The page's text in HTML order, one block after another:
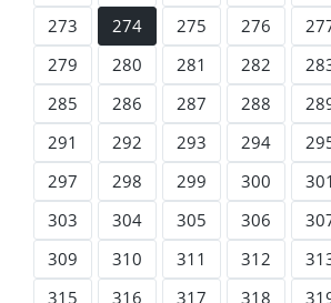
273
274 275 276
279
280 281 282
285
286 287 288
291
292 293 294
297
298 299 300 301
303
304 305 306
309
310 311 312
315
316 317 318